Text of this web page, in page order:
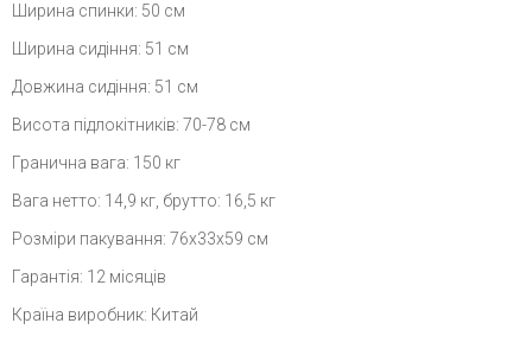
Ширина спинки: 50 см
Ширина сидіння: 51 см
Довжина сидіння: 51 см
Висота підлокітників: 70-78 см
Гранична вага: 150 кг
Вага нетто: 14,9 кг, брутто: 16,5 кг
Розміри пакування: 76х33х59 см
Гарантія: 12 місяців
Країна виробник: Китай